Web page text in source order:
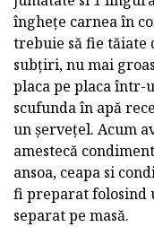
înghețe carnea în
trebuie să fie
subțiri, nu mai
placa pe placa într-
scufunda în apă
un șervețel. Acum
amestecă
ansoa, ceapa si
fi preparat folosind
separat pe masă.